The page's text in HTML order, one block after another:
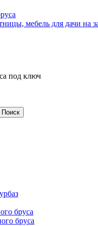
мебель для дачи на
под ключ
бруса
бруса